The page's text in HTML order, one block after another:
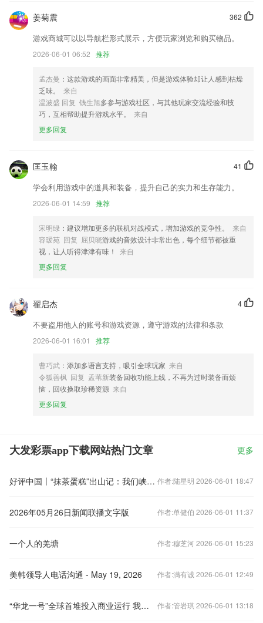
首页新增资讯浏览历史板块
增加APP分享到微信的功能
对保存的文章可以全文搜索
提升系统多方面反应速度
智能加密锁一键解决您的问题
优化倒班闹钟的灵活贪睡功能；
联系我们
行优化修改。
362
姜菊震
游戏商城可以以导航栏形式展示，方便玩家浏览和购买物品。
2026-06-01 06:52 推荐
孟杰曼 ：这款游戏的画面非常精美，但是游戏体验却让人感到枯燥
乏味。
来自
温波盛 回复 钱生旭多参与游戏社区，与其他玩家交流经验和技
巧，互相帮助提升游戏水平。
来自
更多回复
41
匡玉翰
学会利用游戏中的道具和装备，提升自己的实力和生存能力。
2026-06-01 14:59 推荐
宋明绿 ：建议增加更多的联机对战模式，增加游戏的竞争性。
来自
容瑗苑 回复 屈贝晓游戏的音效设计非常出色，每个细节都被重
视，让人听得津津有味！
来自
更多回复
4
翟启杰
不要盗用他人的账号和游戏资源，遵守游戏的法律和条款
2026-06-01 16:01 推荐
曹巧武 ：添加多语言支持，吸引全球玩家 来自
令狐善枫 回复 孟苇新装备回收功能上线，不再为过时装备而烦
恼，回收换取珍稀资源 来自
更多回复
大发彩票app下载网站热门文章 更多
好评中国丨“抹茶蛋糕”出山记：我们峡谷有主播 作者:陆星明 2026-06-01 18:47
2026年05月26日新闻联播文字版 作者:单健伯 2026-06-01 11:37
一个人的羌塘 作者:穆芝河 2026-06-01 15:23
美韩领导人电话沟通 - May 19, 2026 作者:满有诚 2026-06-01 12:49
“华龙一号”全球首堆投入商业运行 我国自主三代核电技术跻身世界前列 作者:管岩琪 2026-06-01 13:18